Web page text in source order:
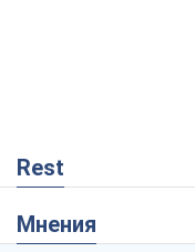
Rest
Мнения